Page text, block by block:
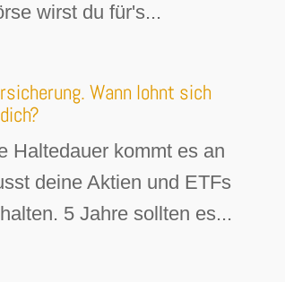
wirst du für's...
Wann lohnt sich
Haltedauer kommt es an
deine Aktien und ETFs
5 Jahre sollten es...